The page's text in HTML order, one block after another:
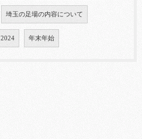
埼玉の足場の内容について
2024 年末年始